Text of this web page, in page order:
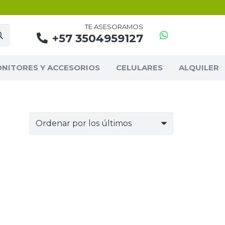
TE ASESORAMOS
+57 3504959127
Y ACCESORIOS CELULARES ALQUILER